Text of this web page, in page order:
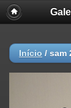
Início / sam